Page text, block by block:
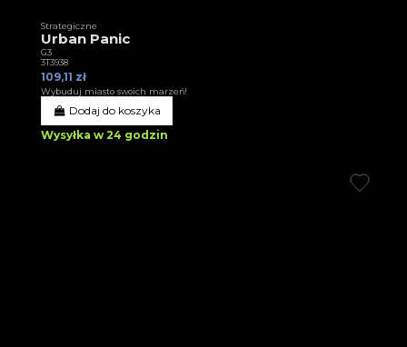
Strategiczne
Urban Panic
G3
3T3938
109,11 zł
Wybuduj miasto swoich marzeń!
Dodaj do koszyka
Wysyłka w 24 godzin